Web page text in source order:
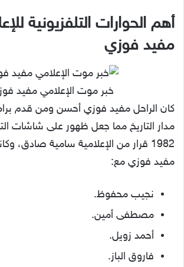
أهم الحوارات التلفزيونية
مفيد فوزي
خبر موت الإعلامي مفيد
كان الراحل مفيد فوزي أحسن ومن قدم
مدار التاريخ مما جعل ظهور على شاشات
1982 قرار من الإعلامية سامية صادق،
مفيد فوزي مع:
نجيب محفوظ.
مصطفى أمين.
أحمد زويل.
فاروق الباز.